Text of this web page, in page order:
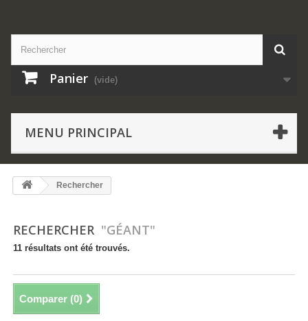
Panier (vide)
MENU PRINCIPAL
Rechercher
RECHERCHER "GÉANT"
11 résultats ont été trouvés.
Comparer (0)